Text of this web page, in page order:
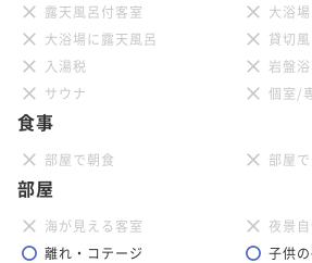
露天風呂付客室
大浴場
大浴場に露天風呂
貸切
入湯税
岩盤浴
サウナ
個室/
食事
部屋で朝食 部屋
部屋
海が見える客室
夜景
離れ・コテージ
子供